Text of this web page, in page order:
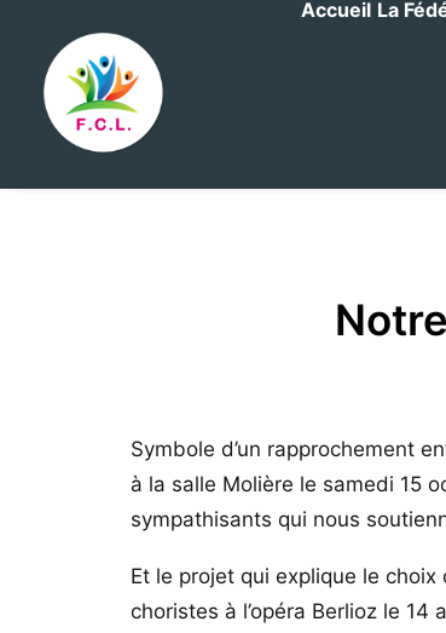
Accueil La
Symbole d’un rapprochement
à la salle Molière le samedi 15
sympathisants qui nous
Et le projet qui explique le
choristes à l’opéra Berlioz le